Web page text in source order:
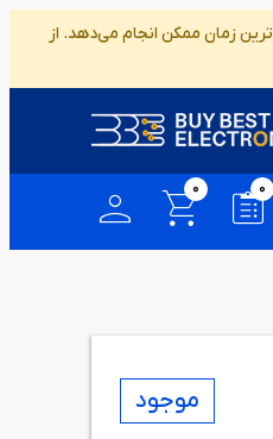
زمان ممکن انجام می‌دهد. از
0
0
موجود